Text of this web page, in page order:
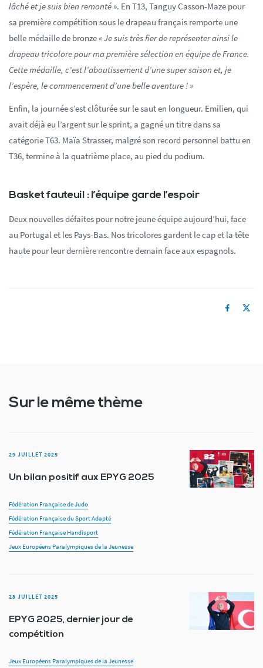
lâché et je suis bien remonté ». En T13, Tanguy Casson-Maze pour
sa première compétition sous le drapeau français remporte une
belle médaille de bronze« Je suis très fier de représenter ainsi le
drapeau tricolore pour ma première sélection en équipe de France.
Cette médaille, c’est l’aboutissement d’une super saison et, je
l’espère, le commencement d’une belle aventure ! »
Enfin, la journée s’est clôturée sur le saut en longueur. Emilien, qui
avait déjà eu l’argent sur le sprint, a gagné un titre dans sa
catégorie T63. Maïa Strasser, malgré son record personnel battu en
T36, termine à la quatrième place, au pied du podium.
Basket fauteuil : l’équipe garde l’espoir
Deux nouvelles défaites pour notre jeune équipe aujourd’hui, face
au Portugal et les Pays-Bas. Nos tricolores gardent le cap et la tête
haute pour leur dernière rencontre demain face aux espagnols.
Sur le même thème
29 JUILLET 2025
Un bilan positif aux EPYG 2025
Fédération Française de Judo
Fédération Française du Sport Adapté
Fédération Française Handisport
Jeux Européens Paralympiques de la Jeunesse
28 JUILLET 2025
EPYG 2025, dernier jour de
compétition
Jeux Européens Paralympiques de la Jeunesse